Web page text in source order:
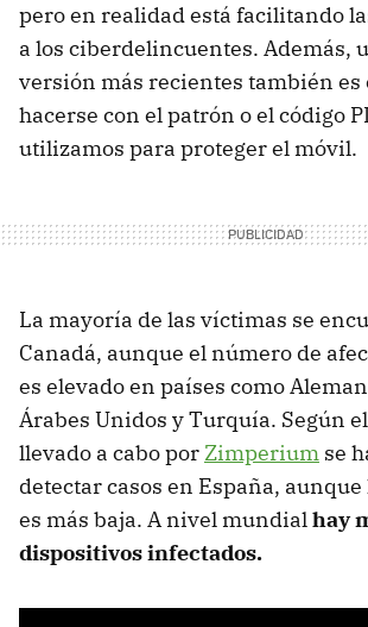
pero en realidad está facilitando
a los ciberdelincuentes. Además,
versión más recientes también es
hacerse con el patrón o el código
utilizamos para proteger el móvil.
La mayoría de las víctimas se
Canadá, aunque el número de
es elevado en países como
Árabes Unidos y Turquía. Según
llevado a cabo por Zimperium se
detectar casos en España,
es más baja. A nivel mundialhay
dispositivos infectados.